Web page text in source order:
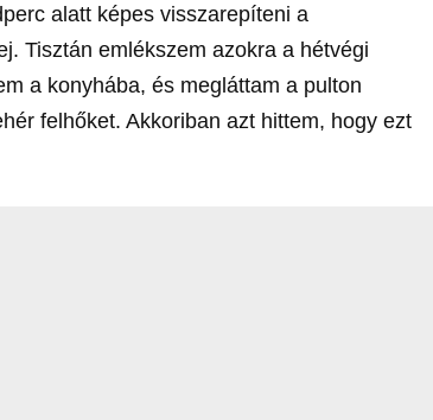
alatt képes visszarepíteni a
Tisztán emlékszem azokra a hétvégi
a konyhába, és megláttam a pulton
felhőket. Akkoriban azt hittem, hogy ezt